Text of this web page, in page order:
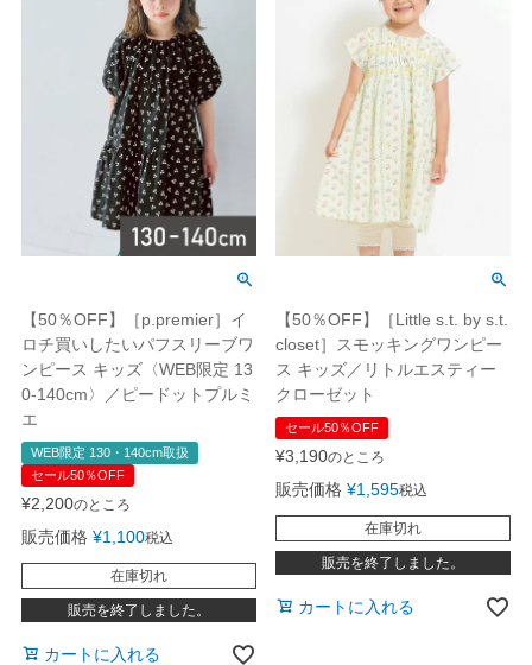
【50％OFF】［p.premier］イ
ロチ買いしたいパフスリーブワ
ンピース キッズ〈WEB限定 13
0-140cm〉／ピードットプルミ
エ
WEB限定 130・140cm取扱
セール50％OFF
¥2,200のところ
販売価格 ¥1,100税込
在庫切れ
販売を終了しました。
カートに入れる
【50％OFF】［Little s.t. by s.t.
closet］スモッキングワンピー
ス キッズ／リトルエスティー
クローゼット
セール50％OFF
¥3,190のところ
販売価格 ¥1,595税込
在庫切れ
販売を終了しました。
カートに入れる